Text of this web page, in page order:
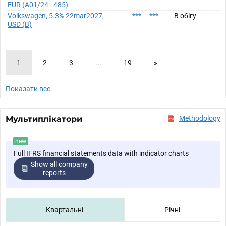
EUR (A01/24 - 485)
Volkswagen, 5.3% 22mar2027,
USD (B)
*** *** В обігу
1 2 3 ... 19 »
Показати все
Мультиплікатори Methodology
new
Full IFRS financial statements data with indicator charts
Show all company
reports
Квартальні Річні